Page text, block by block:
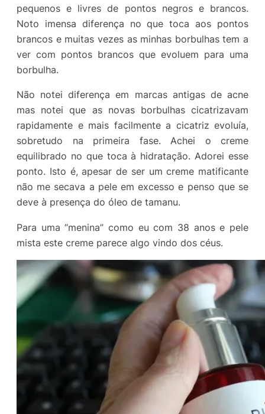
pequenos e livres de pontos negros e brancos.
Noto imensa diferença no que toca aos pontos
brancos e muitas vezes as minhas borbulhas tem a
ver com pontos brancos que evoluem para uma
borbulha.
Não notei diferença em marcas antigas de acne
mas notei que as novas borbulhas cicatrizavam
rapidamente e mais facilmente a cicatriz evoluía,
sobretudo na primeira fase. Achei o creme
equilibrado no que toca à hidratação. Adorei esse
ponto. Isto é, apesar de ser um creme matificante
não me secava a pele em excesso e penso que se
deve à presença do óleo de tamanu.
Para uma “menina” como eu com 38 anos e pele
mista este creme parece algo vindo dos céus.